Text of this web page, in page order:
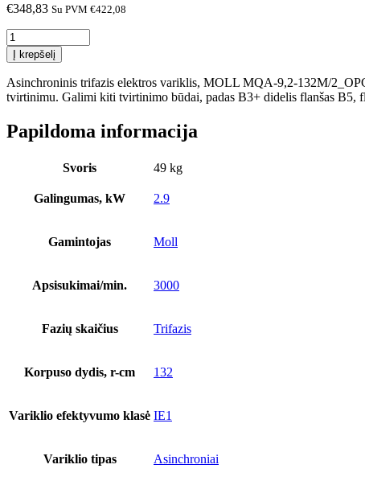
€348,83 Su PVM €422,08
produkto
kiekis:
Asinchroninis
trifazis
elektros
MOLL
MQA-
132M/2_OPC
apsisukimai/min,
aliuminio
Į krepšelį
Asinchroninis trifazis elektros variklis, MOLL MQA-9,2-132M/
tvirtinimu. Galimi kiti tvirtinimo būdai, padas B3+ didelis flanšas B5,
Papildoma informacija
Svoris 49 kg
Galingumas, kW 2.9
Gamintojas Moll
Apsisukimai/min. 3000
Fazių skaičius Trifazis
Korpuso dydis, r-cm 132
Variklio efektyvumo klasė IE1
Variklio tipas Asinchroniai